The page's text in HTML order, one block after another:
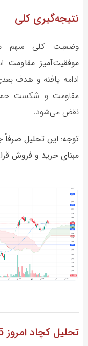
نتیجه‌گیری کلی
وضعیت کلی سهم
موفقیت‌آمیز مقاومت
مقاومت و شکست
نقض می‌شود.
توجه: این تحلیل صرفاً
مبنای خرید و فروش
تحلیل کچادامروز 15 آبان 1404